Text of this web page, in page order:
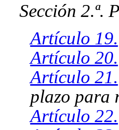
Sección 2.ª.
Artículo 19.
Artículo 20.
Artículo 21.
plazo para
Artículo 22.